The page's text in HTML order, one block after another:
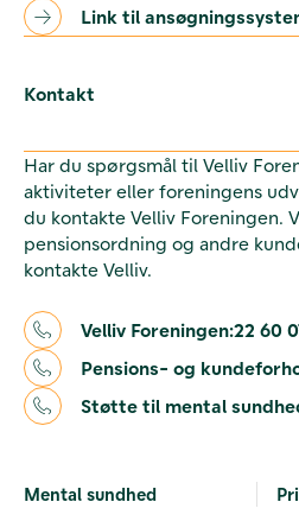
Link til
Kontakt
Har du spørgsmål til Velliv
aktiviteter eller foreningens
du kontakte Velliv Foreningen.
pensionsordning og andre
kontakte Velliv.
Velliv Foreningen:22 60
Pensions- og
Støtte til mental
Mental sundhed